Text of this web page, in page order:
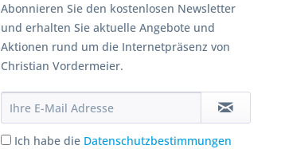
Abonnieren Sie den kostenlosen Newsletter
und erhalten Sie aktuelle Angebote und
Aktionen rund um die Internetpräsenz von
Christian Vordermeier.
Ich habe die Datenschutzbestimmungen